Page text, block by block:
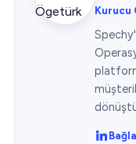
Kurucu